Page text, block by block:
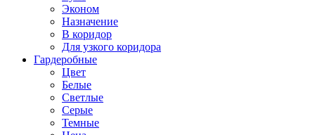
Эконом
Назначение
В коридор
Для узкого коридора
Гардеробные
Цвет
Белые
Светлые
Серые
Темные